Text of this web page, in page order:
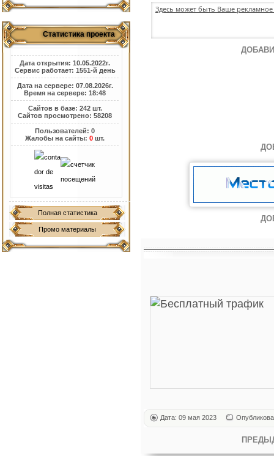
Статистика проекта
Дата открытия: 10.05.2022г.
Сервис работает: 1551-й день
Дата на сервере: 07.08.2026г.
Время на сервере: 18:48
Сайтов в базе: 242 шт.
Сайтов просмотрено: 58208
Пользователей: 0
Жалобы на сайты:0 шт.
Полная статистика
Промо материалы
Здесь может быть Ваше
Дата: 09 мая 2023